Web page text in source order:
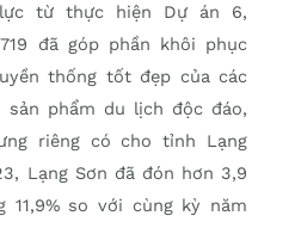
từ thực hiện Dự án 6,
đã góp phần khôi phục
thống tốt đẹp của các
phẩm du lịch độc đáo,
riêng có cho tỉnh Lạng
Lạng Sơn đã đón hơn 3,9
11,9% so với cùng kỳ năm